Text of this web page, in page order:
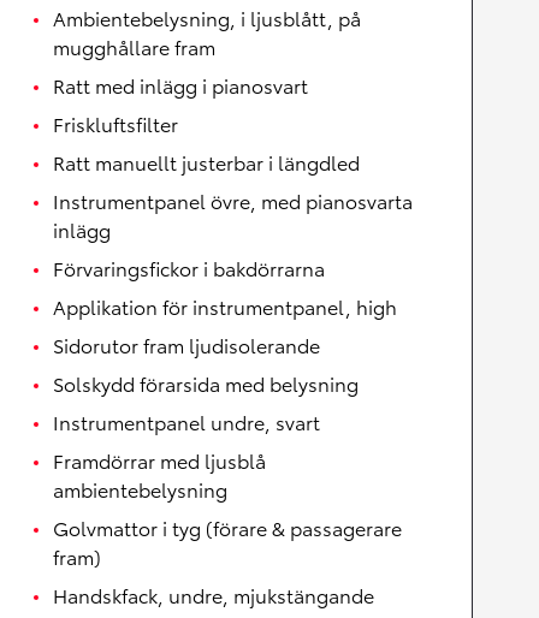
Ambientebelysning, i ljusblått, på
mugghållare fram
Ratt med inlägg i pianosvart
Friskluftsfilter
Ratt manuellt justerbar i längdled
Instrumentpanel övre, med pianosvarta
inlägg
Förvaringsfickor i bakdörrarna
Applikation för instrumentpanel, high
Sidorutor fram ljudisolerande
Solskydd förarsida med belysning
Instrumentpanel undre, svart
Framdörrar med ljusblå
ambientebelysning
Golvmattor i tyg (förare & passagerare
fram)
Handskfack, undre, mjukstängande